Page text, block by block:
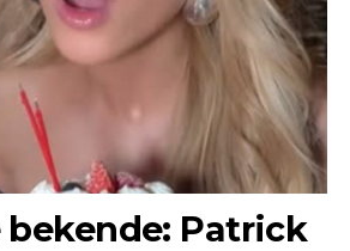
bekende: Patrick